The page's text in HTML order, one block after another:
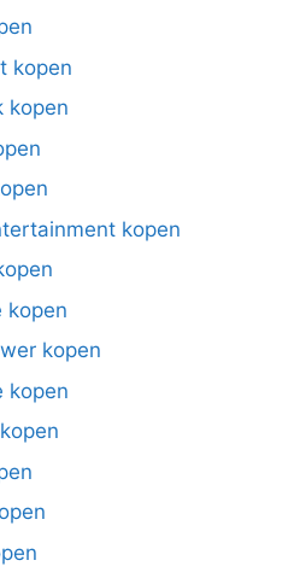
kopen
kopen
kopen
kopen
kopen
kopen